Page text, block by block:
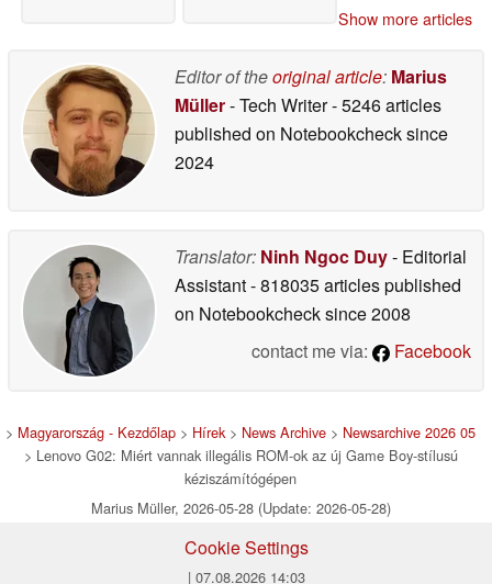
Show more articles
Editor of theoriginal article: Marius
Müller- Tech Writer- 5246 articles
published on Notebookchecksince
2024
Translator: Ninh Ngoc Duy- Editorial
Assistant- 818035 articles published
on Notebookchecksince 2008
contact me via:
Facebook
> Magyarország - Kezdőlap > Hírek> News Archive > Newsarchive 2026 05
> Lenovo G02: Miért vannak illegális ROM-ok az új Game Boy-stílusú
kéziszámítógépen
Marius Müller, 2026-05-28 (Update: 2026-05-28)
Cookie Settings
| 07.08.2026 14:03